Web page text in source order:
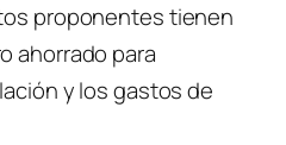
proponentes tienen
ahorrado para
y los gastos de